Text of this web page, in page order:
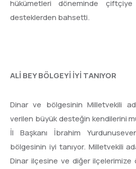
hükümetleri döneminde
desteklerden bahsetti.
ALİ BEY BÖLGEYİ İYİ TANIYOR
Dinar ve bölgesinin Milletvekili
verilen büyük desteğin kendilerini
İl Başkanı İbrahim
bölgesinin iyi tanıyor. Milletvekili
Dinar ilçesine ve diğer ilçelerimize